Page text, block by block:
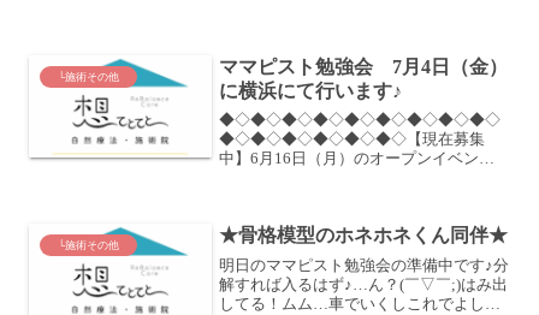
の学校はただ施術がで...
└施術その他
ママピスト勉強会 7月4日（金）
に横浜にて行います♪
◆◇◆◇◆◇◆◇◆◇◆◇◆◇◆◇◆◇
◆◇◆◇◆◇◆◇◆◇◆◇【現在募集
中】6月16日（月）のオープンイベン
Aoiオープン記念）6月3...
└施術その他 ★骨格模型のホネホネくん同伴★
明日のママピスト勉強会の準備中です♪分
解すれば入るはず♪…ん？(￣▽￣;)はみ出
してる！ムム…車でいくしこれでよしと